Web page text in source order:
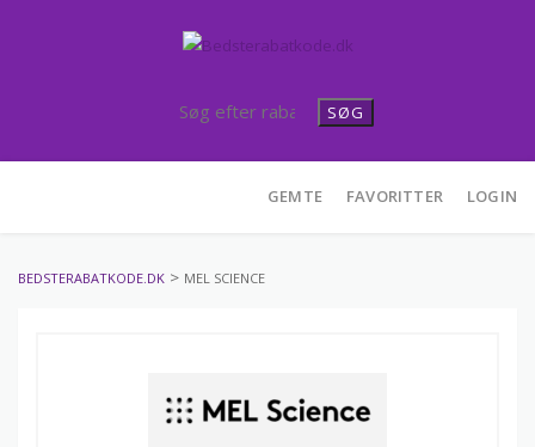
SØG
GEMTE FAVORITTER LOGIN
BEDSTERABATKODE.DK > MEL SCIENCE